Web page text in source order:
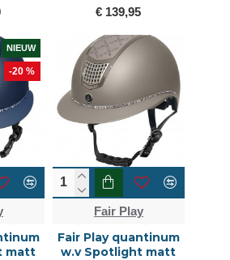
€ 139,95
NIEUW
-20 %
matt
Fair Play
Fair Play quantinum
w.v Spotlight matt